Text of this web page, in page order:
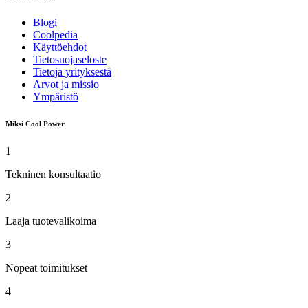
Blogi
Coolpedia
Käyttöehdot
Tietosuojaseloste
Tietoja yrityksestä
Arvot ja missio
Ympäristö
Miksi Cool Power
1
Tekninen konsultaatio
2
Laaja tuotevalikoima
3
Nopeat toimitukset
4